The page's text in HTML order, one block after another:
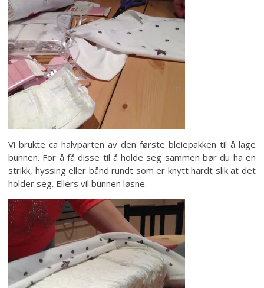
Vi brukte ca halvparten av den første bleiepakken til å lage
bunnen. For å få disse til å holde seg sammen bør du ha en
strikk, hyssing eller bånd rundt som er knytt hardt slik at det
holder seg. Ellers vil bunnen løsne.